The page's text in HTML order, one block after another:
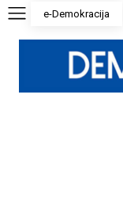
e-Demokracija